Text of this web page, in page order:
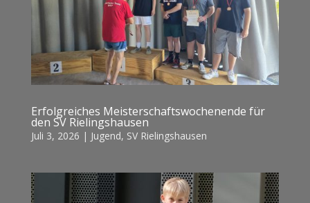
Erfolgreiches Meisterschaftswochenende für
den SV Rielingshausen
Juli 3, 2026 | Jugend, SV Rielingshausen